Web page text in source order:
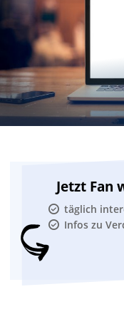
Jetzt Fan
täglich
Infos zu